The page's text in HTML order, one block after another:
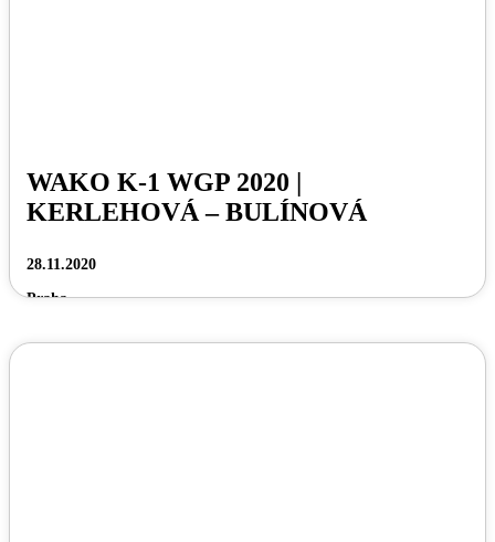
WAKO K-1 WGP 2020 |
KERLEHOVÁ – BULÍNOVÁ
28.11.2020
Praha